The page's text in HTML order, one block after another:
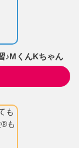
♪MくんKちゃん